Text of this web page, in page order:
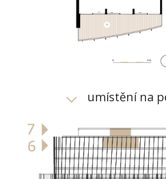
umístění na